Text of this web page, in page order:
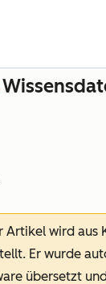
Artikel wird aus
Er wurde
übersetzt